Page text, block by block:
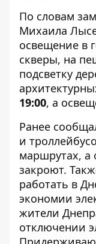
По словам
Михаила
освещение в
скверы, на
подсветку
19:00, а
Ранее
и
маршрутах, а
закроют.
работать в
экономии
жители
отключении